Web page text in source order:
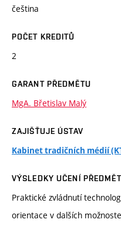
čeština
POČET KREDITŮ
2
GARANT PŘEDMĚTU
MgA. Břetislav Malý
ZAJIŠŤUJE ÚSTAV
Kabinet tradičních médií
VÝSLEDKY UČENÍ
Praktické zvládnutí
orientace v dalších